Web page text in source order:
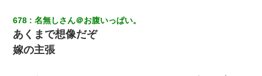
私（23）冗談のつもりで上司（27）に胸を揉ませた結果・・・
嫁が弁護士を連れてきて「悪いと思うなら慰謝料を払って離婚し
678 名無しさん＠お腹いっぱい。
あくまで想像だぞ
嫁の主張